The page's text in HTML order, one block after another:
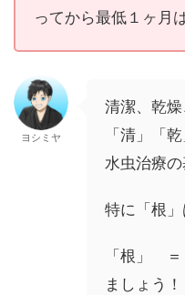
ってから最低１ヶ月
ヨシミヤ
清潔、乾
「清」「
水虫治療の
特に「根」
「根」
ましょう！